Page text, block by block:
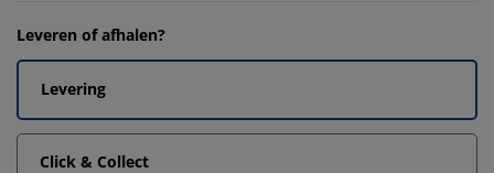
Leveren of afhalen?
Levering
Click & Collect